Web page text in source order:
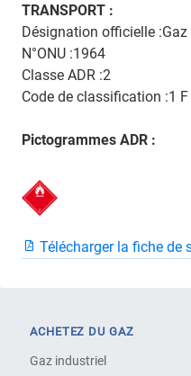
TRANSPORT :
Désignation officielle
N°ONU :1964
Classe ADR :2
Code de classification :1 F
Pictogrammes ADR :
Télécharger la fiche de
ACHETEZ DU GAZ
Gaz industriel